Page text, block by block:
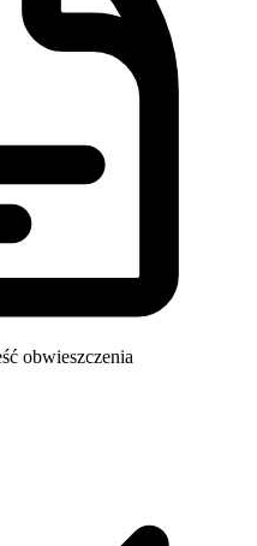
obwieszczenia